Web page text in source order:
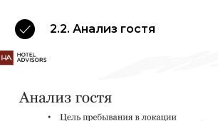
2.2. Анализ гостя